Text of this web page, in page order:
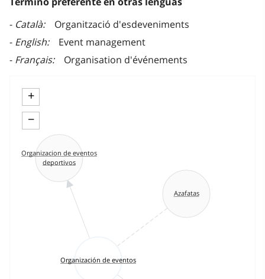
Català
Organització d'esdeveniments
English
Event management
Français
Organisation d'événements
+
−
Azafatas
Organización de eventos
Organizacion de eventos
deportivos